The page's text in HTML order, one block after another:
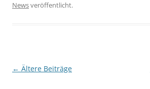
Newsveröffentlicht.
Beitragsnavigation
← Ältere Beiträge